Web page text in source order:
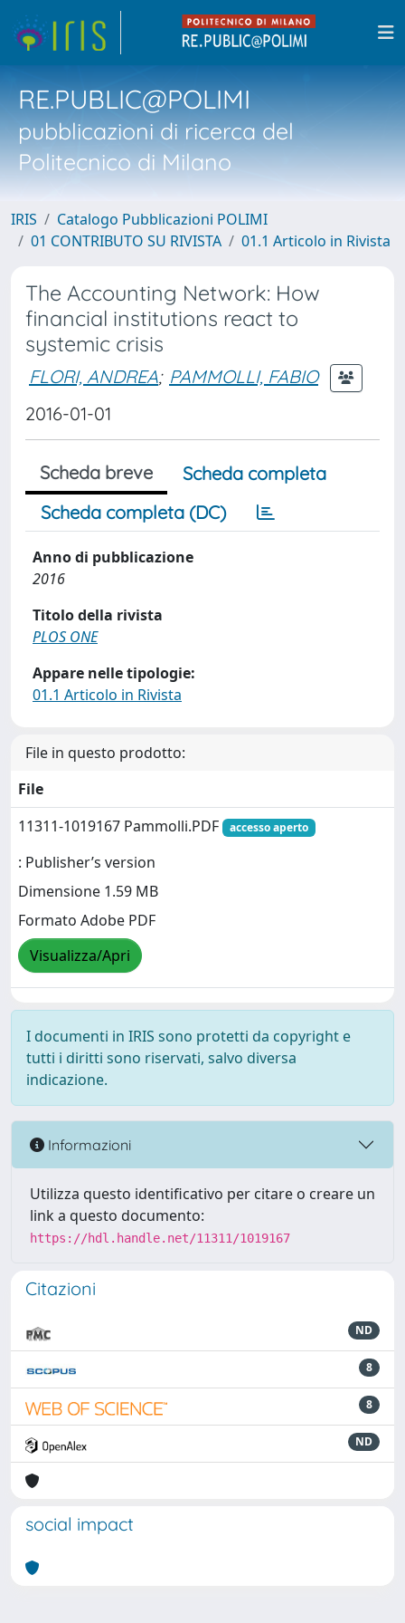
RE.PUBLIC@POLIMI
pubblicazioni di ricerca del
Politecnico di Milano
IRIS
Catalogo Pubblicazioni POLIMI
01 CONTRIBUTO SU RIVISTA
01.1 Articolo in Rivista
The Accounting Network: How
financial institutions react to
systemic crisis
FLORI, ANDREA; PAMMOLLI, FABIO
2016-01-01
Scheda breve
Scheda completa
Scheda completa (DC)
Anno di pubblicazione
2016
Titolo della rivista
PLOS ONE
Appare nelle tipologie:
01.1 Articolo in Rivista
File in questo prodotto:
File
11311-1019167 Pammolli.PDF
accesso aperto
: Publisher’s version
Dimensione 1.59 MB
Formato Adobe PDF
Visualizza/Apri
I documenti in IRIS sono protetti da copyright e
tutti i diritti sono riservati, salvo diversa
indicazione.
Informazioni
Utilizza questo identificativo per citare o creare un
link a questo documento:
https://hdl.handle.net/11311/1019167
Citazioni
ND
8
8
ND
social impact